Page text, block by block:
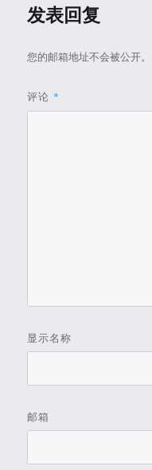
发表回复
您的邮箱地址不会被公开。
评论 *
显示名称
邮箱